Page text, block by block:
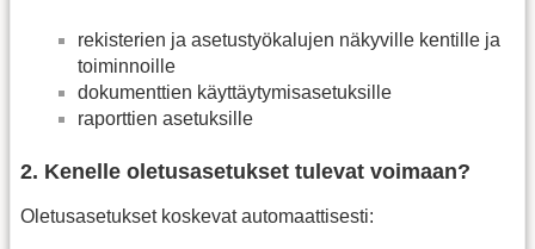
rekisterien ja asetustyökalujen näkyville kentille ja
toiminnoille
dokumenttien käyttäytymisasetuksille
raporttien asetuksille
2. Kenelle oletusasetukset tulevat voimaan?
Oletusasetukset koskevat automaattisesti: